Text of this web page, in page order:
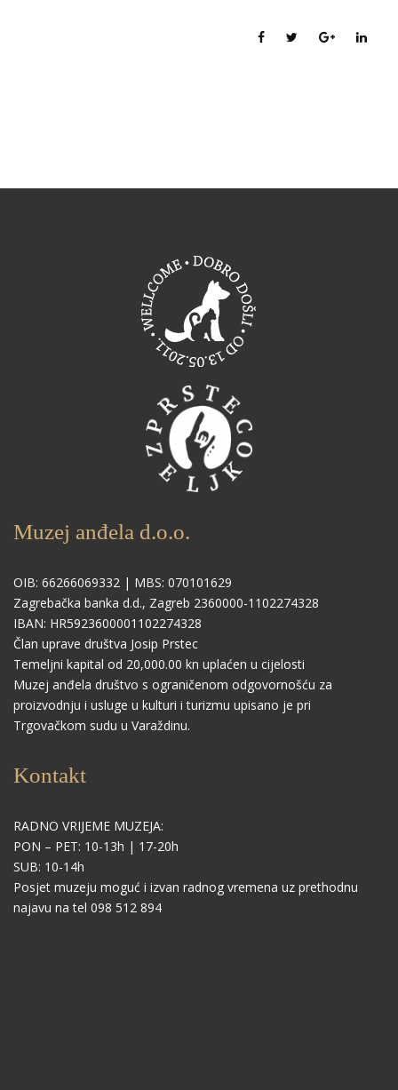
Muzej anđela d.o.o.
OIB: 66266069332 | MBS: 070101629
Zagrebačka banka d.d., Zagreb 2360000-1102274328
IBAN: HR5923600001102274328
Član uprave društva Josip Prstec
Temeljni kapital od 20,000.00 kn uplaćen u cijelosti
Muzej anđela društvo s ograničenom odgovornošću za
proizvodnju i usluge u kulturi i turizmu upisano je pri
Trgovačkom sudu u Varaždinu.
Kontakt
RADNO VRIJEME MUZEJA:
PON – PET: 10-13h | 17-20h
SUB: 10-14h
Posjet muzeju moguć i izvan radnog vremena uz prethodnu
najavu na tel 098 512 894